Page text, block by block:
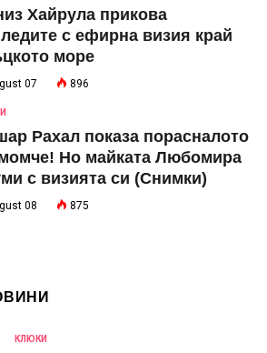
Хайрула прикова
с ефирна визия край
море
07 896
Рахал показа порасналото
Но майката Любомира
с визията си (Снимки)
08 875
КЛЮКИ